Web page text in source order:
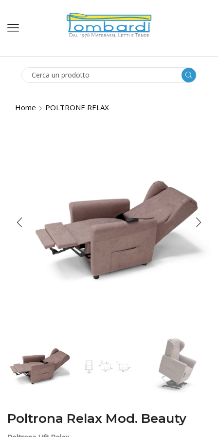
Home POLTRONE RELAX
Poltrona Relax Mod. Beauty